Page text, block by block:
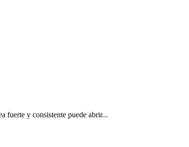
fuerte y consistente puede abrir...